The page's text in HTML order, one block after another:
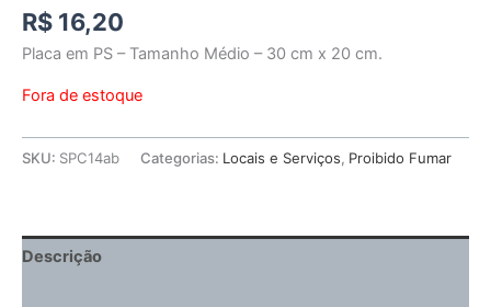
R$ 16,20
Placa em PS – Tamanho Médio – 30 cm x 20 cm.
Fora de estoque
SKU: SPC14ab Categorias: Locais e Serviços, Proibido Fumar
Descrição